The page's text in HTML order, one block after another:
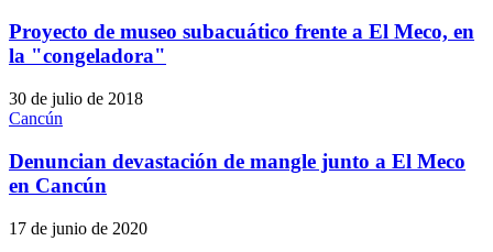
Proyecto de museo subacuático frente a El Meco, en
la "congeladora"
30 de julio de 2018
Cancún
Denuncian devastación de mangle junto a El Meco
en Cancún
17 de junio de 2020